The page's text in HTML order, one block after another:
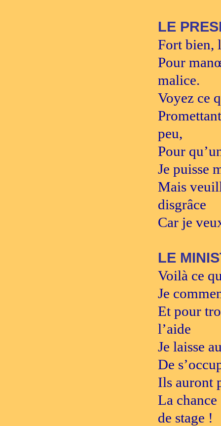
LE
Fort bien,
Pour
malice.
Voyez ce
peu,
Pour
Je puisse
Mais
disgrâce
Car je
LE
Voilà ce
Je
Et pour
l’aide
Je laisse
De
Ils auront
La
de stage !